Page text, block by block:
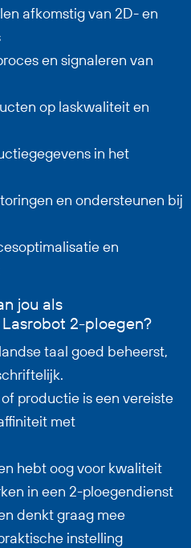
afkomstig van 2D- en
en signaleren van
op laskwaliteit en
in het
en ondersteunen bij
en
jou als
2-ploegen?
taal goed beheerst,
productie is een vereiste
met
hebt oog voor kwaliteit
in een 2-ploegendienst
denkt graag mee
instelling